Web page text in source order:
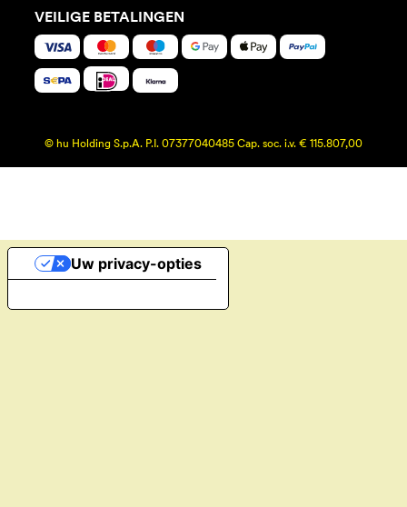
VEILIGE BETALINGEN
© hu Holding S.p.A. P.I. 07377040485 Cap. soc. i.v. € 115.807,00
Uw privacy-opties